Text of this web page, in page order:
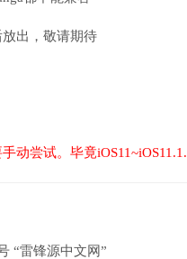
出，敬请期待
动尝试。毕竟
“雷锋源中文网”